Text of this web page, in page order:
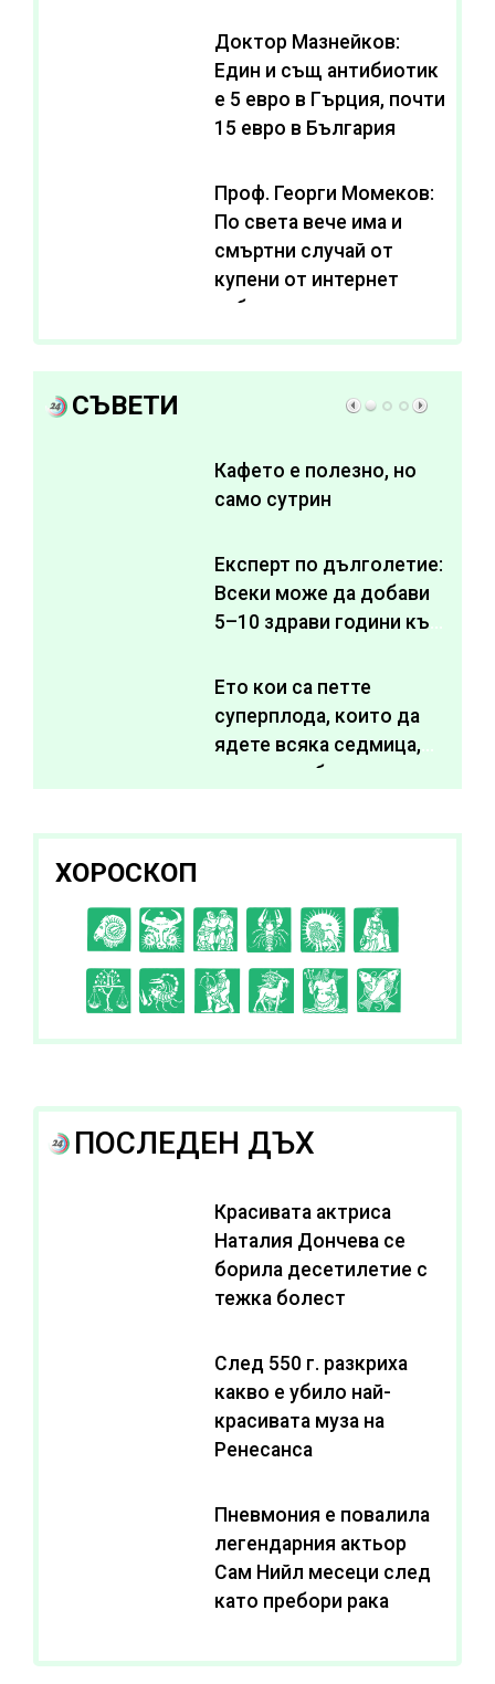
Доктор Мазнейков:
Един и същ антибиотик
e 5 евро в Гърция, почти
15 евро в България
Проф. Георги Момеков:
По света вече има и
смъртни случай от
купени от интернет
субстанции за
отслабване
СЪВЕТИ
Кафето е полезно, но
само сутрин
Експерт по дълголетие:
Всеки може да добави
5–10 здрави години към
Ето кои са петте
суперплода, които да
ядете всяка седмица,
за да подобрите
ХОРОСКОП
C D EFGH
I J K L A B
ПОСЛЕДЕН ДЪХ
Красивата актриса
Наталия Дончева се
борила десетилетие с
тежка болест
След 550 г. разкриха
какво е убило най-
красивата муза на
Ренесанса
Пневмония е повалила
легендарния актьор
Сам Нийл месеци след
като пребори рака